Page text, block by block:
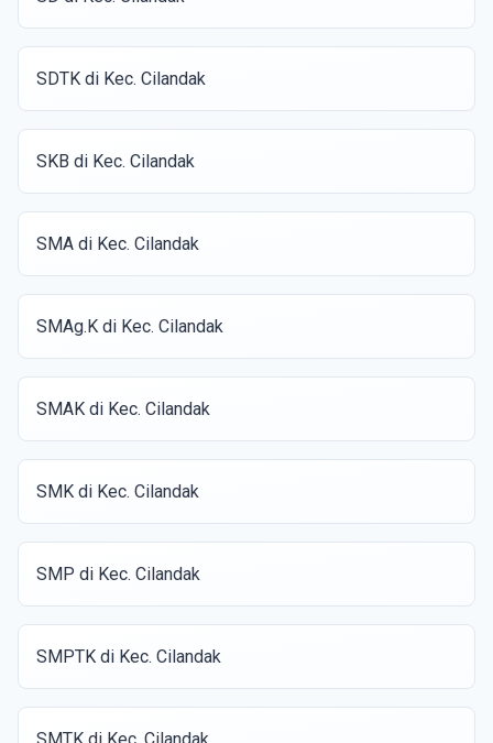
SDTK di Kec. Cilandak
SKB di Kec. Cilandak
SMA di Kec. Cilandak
SMAg.K di Kec. Cilandak
SMAK di Kec. Cilandak
SMK di Kec. Cilandak
SMP di Kec. Cilandak
SMPTK di Kec. Cilandak